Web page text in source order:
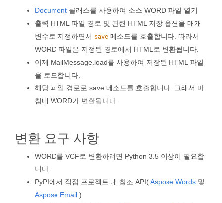
Document 클래스를 사용하여 소스 WORD 파일 열기
출력 HTML 파일 경로 및 관련 HTML 저장 옵션을 매개
변수로 지정하면서 save 메소드를 호출합니다. 따라서
WORD 파일은 지정된 경로에서 HTML로 변환됩니다.
이제 MailMessage.load를 사용하여 저장된 HTML 파일
을 로드합니다.
해당 파일 경로로 save 메소드를 호출합니다. 그래서 마
침내 WORD가 변환됩니다
변환 요구 사항
WORD를 VCF로 변환하려면 Python 3.5 이상이 필요합
니다.
PyPI에서 직접 프로젝트 내 참조 API(Aspose.Words 및
Aspose.Email )